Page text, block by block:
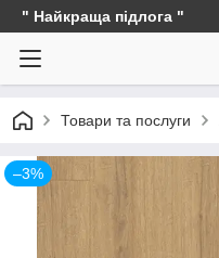
" Найкраща підлога "
Товари та послуги
–3%